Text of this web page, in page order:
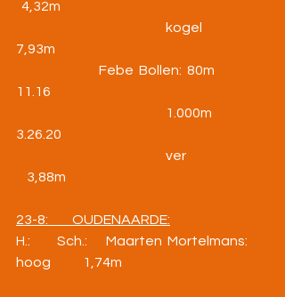
4,32m
kogel
7,93m
Febe  Bollen:  80m
11.16
1.000m
3.26.20
ver
3,88m
23-8:         OUDENAARDE:
H.:          Sch.:       Maarten  Mortelmans:
hoog            1,74m